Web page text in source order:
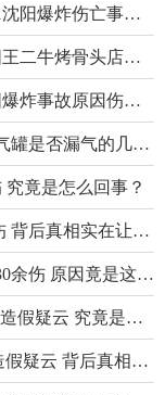
始末最新消息|天天通讯
炸伤亡情况最新消息
原因伤亡情况揭秘
气的几种方法分享
竟是怎么回事？
真相实在让人惊愕
因竟是这样太惨了
究竟是怎么回事？
后真相实在让人惊愕